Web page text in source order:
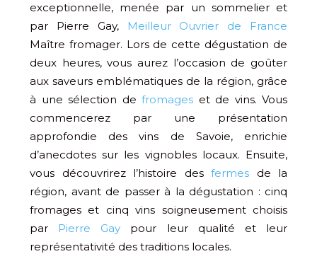
exceptionnelle, menée par un sommelier et
par Pierre Gay,
Meilleur Ouvrier de France
Maître fromager. Lors de cette dégustation de
deux heures, vous aurez l’occasion de goûter
aux saveurs emblématiques de la région, grâce
à une sélection de fromages et de vins. Vous
commencerez par une présentation
approfondie des vins de Savoie, enrichie
d’anecdotes sur les vignobles locaux. Ensuite,
vous découvrirez l’histoire des fermes de la
région, avant de passer à la dégustation : cinq
fromages et cinq vins soigneusement choisis
par Pierre Gay pour leur qualité et leur
représentativité des traditions locales.